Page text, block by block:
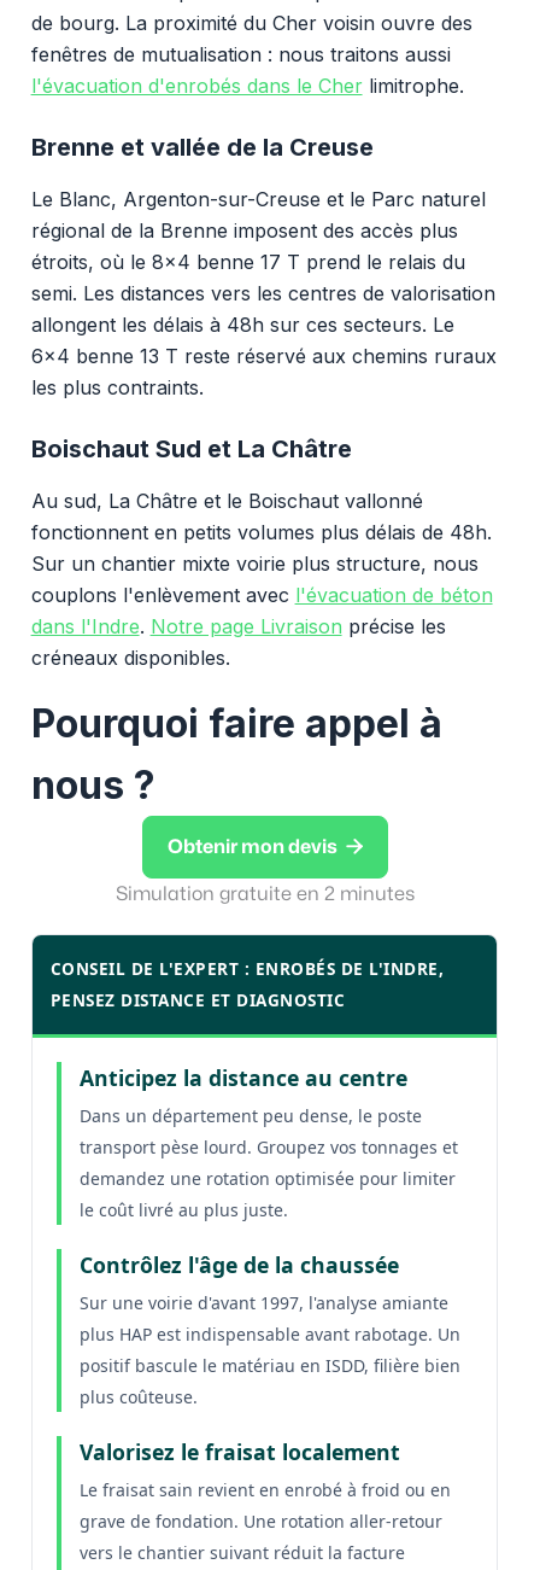
de bourg. La proximité du Cher voisin ouvre des
fenêtres de mutualisation : nous traitons aussi
l'évacuation d'enrobés dans le Cherlimitrophe.
Brenne et vallée de la Creuse
Le Blanc, Argenton-sur-Creuse et le Parc naturel
régional de la Brenne imposent des accès plus
étroits, où le 8x4 benne 17 T prend le relais du
semi. Les distances vers les centres de valorisation
allongent les délais à 48h sur ces secteurs. Le
6x4 benne 13 T reste réservé aux chemins ruraux
les plus contraints.
Boischaut Sud et La Châtre
Au sud, La Châtre et le Boischaut vallonné
fonctionnent en petits volumes plus délais de 48h.
Sur un chantier mixte voirie plus structure, nous
couplons l'enlèvement avec l'évacuation de béton
dans l'Indre. Notre page Livraison précise les
créneaux disponibles.
Pourquoi faire appel à
nous ?
Obtenir mon devis 
Simulation gratuite en 2 minutes
CONSEIL DE L'EXPERT : ENROBÉS DE L'INDRE,
PENSEZ DISTANCE ET DIAGNOSTIC
Anticipez la distance au centre
Dans un département peu dense, le poste
transport pèse lourd. Groupez vos tonnages et
demandez une rotation optimisée pour limiter
le coût livré au plus juste.
Contrôlez l'âge de la chaussée
Sur une voirie d'avant 1997, l'analyse amiante
plus HAP est indispensable avant rabotage. Un
positif bascule le matériau en ISDD, filière bien
plus coûteuse.
Valorisez le fraisat localement
Le fraisat sain revient en enrobé à froid ou en
grave de fondation. Une rotation aller-retour
vers le chantier suivant réduit la facture